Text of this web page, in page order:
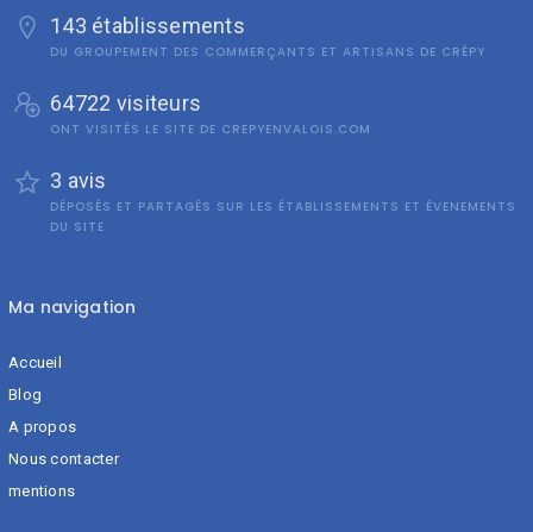
143 établissements
DU GROUPEMENT DES COMMERÇANTS ET ARTISANS DE CRÉPY
64722 visiteurs
ONT VISITÉS LE SITE DE CREPYENVALOIS.COM
3 avis
DÉPOSÉS ET PARTAGÉS SUR LES ÉTABLISSEMENTS ET ÉVENEMENTS
DU SITE
Ma navigation
Accueil
Blog
A propos
Nous contacter
mentions